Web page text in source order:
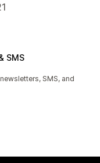
SMS
SMS, and